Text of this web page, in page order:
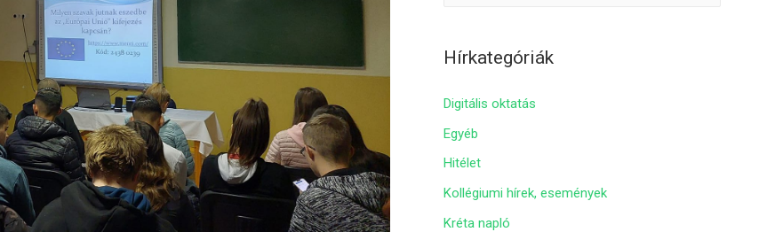
í
Hírkategóriák
Digitális oktatás
Egyéb
Hitélet
Kollégiumi hírek, események
Kréta napló